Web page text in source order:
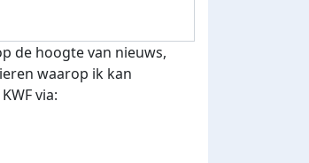
de hoogte van nieuws,
waarop ik kan
via: